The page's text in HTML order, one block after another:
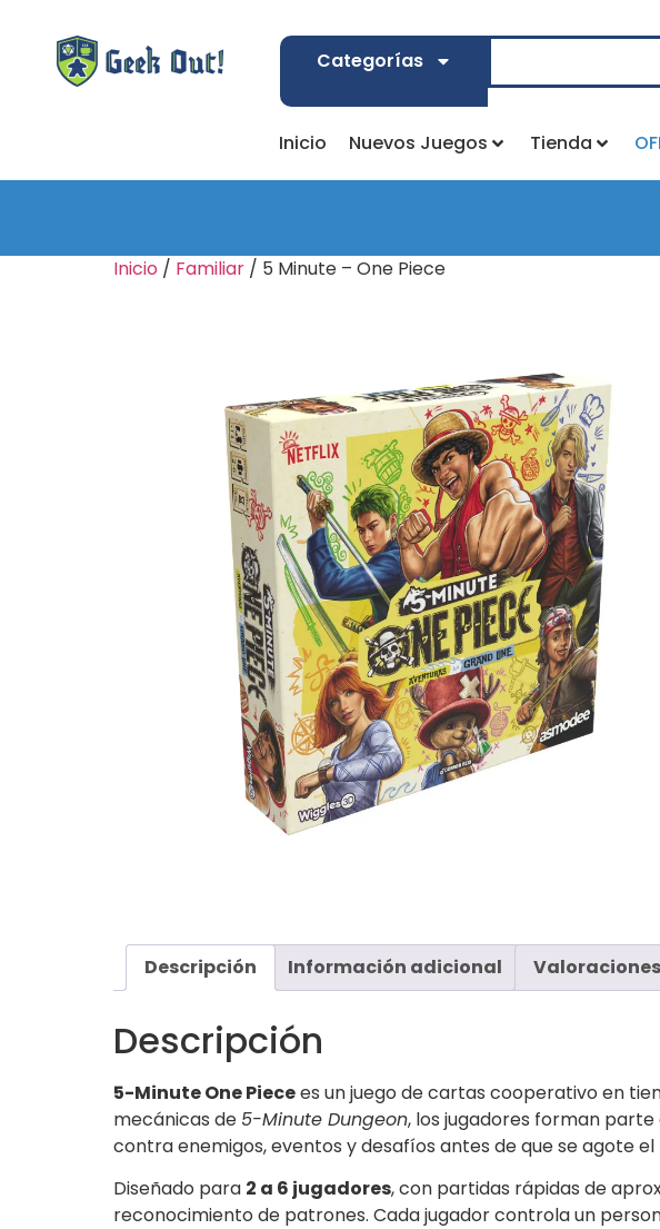
Categorías
Inicio Nuevos Juegos Tienda
Inicio / Familiar / 5 Minute – One Piece
Descripción Información adicional
Descripción
5-Minute One Piecees un juego de cartas cooperativo en
mecánicas de 5-Minute Dungeon, los jugadores forman
contra enemigos, eventos y desafíos antes de que se agote
Diseñado para 2 a 6 jugadores, con partidas rápidas de
reconocimiento de patrones. Cada jugador controla un